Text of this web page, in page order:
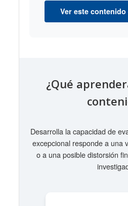
Ver este
¿Qué
Desarrolla la capacidad de
excepcional responde a una
o a una posible distorsión